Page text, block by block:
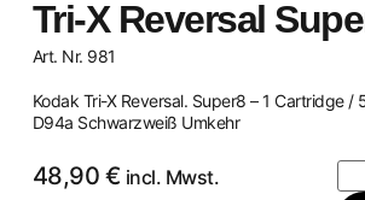
Tri-X Reversal
Art. Nr. 981
Kodak Tri-X Reversal. Super8 – 1 Cartridge /
D94a Schwarzweiß Umkehr
48,90 € incl. Mwst.